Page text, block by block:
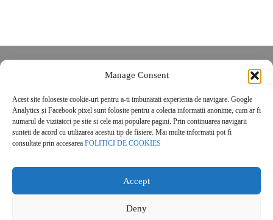
Manage Consent
Acest site foloseste cookie-uri pentru a-ti imbunatati experienta de navigare. Google
Analytics și Facebook pixel sunt folosite pentru a colecta informatii anonime, cum ar fi
numarul de vizitatori pe site si cele mai populare pagini. Prin continuarea navigarii
sunteti de acord cu utilizarea acestui tip de fisiere. Mai multe informatii pot fi
consultate prin accesarea POLITICI DE COOKIES
Accept
Deny
POLITICĂ DE CONFIDENȚIALITATE
Politica de cookies
© 2026 Real Estate Magazine. All Rights Reserved.